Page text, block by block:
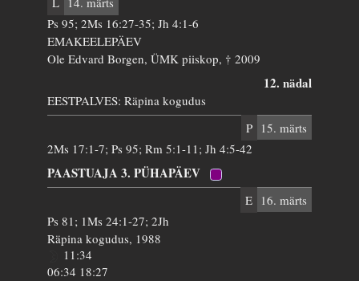
Ps 95; 2Ms 16:27-35; Jh 4:1-6
EMAKEELEPÄEV
Ole Edvard Borgen, ÜMK piiskop, † 2009
12. nädal
EESTPALVES: Räpina kogudus
P
15. märts
2Ms 17:1-7; Ps 95; Rm 5:1-11; Jh 4:5-42
PAASTUAJA 3. PÜHAPÄEV
E
16. märts
Ps 81; 1Ms 24:1-27; 2Jh
Räpina kogudus, 1988
11:34
06:34 18:27